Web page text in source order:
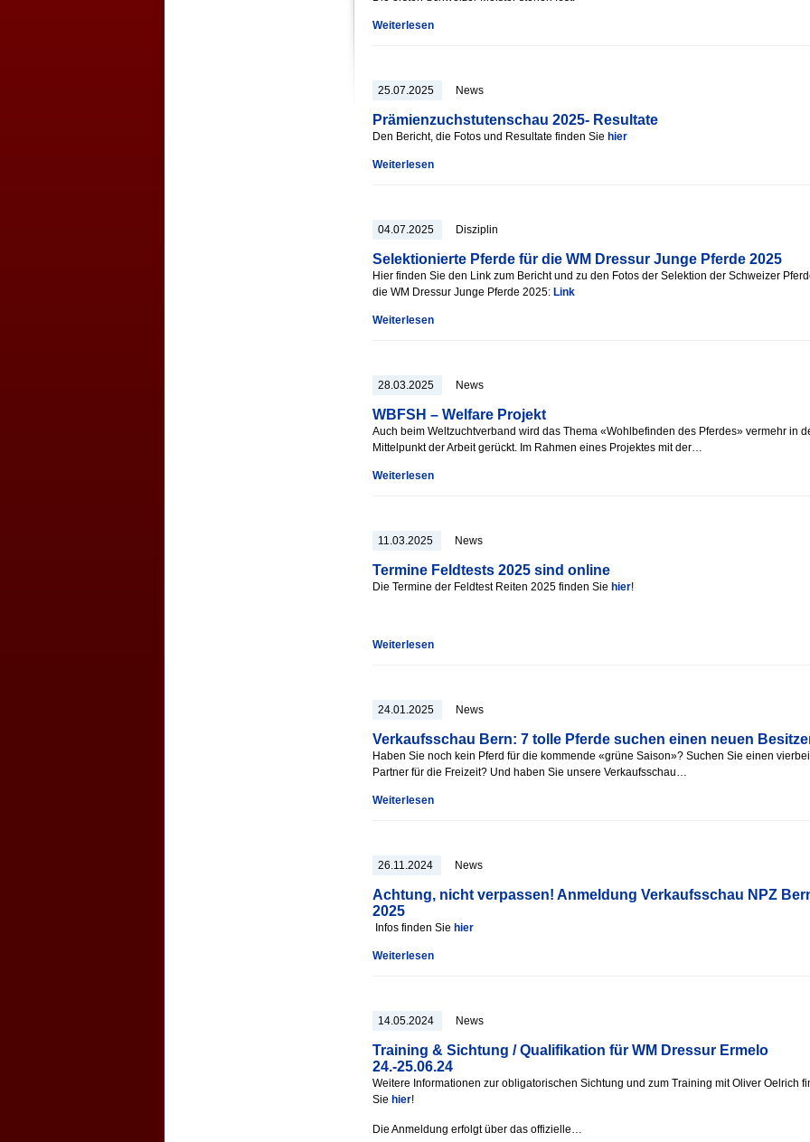
Weiterlesen
25.07.2025 News
Prämienzuchstutenschau 2025- Resultate
Den Bericht, die Fotos und Resultate finden Sie hier
Weiterlesen
04.07.2025 Disziplin
Selektionierte Pferde für die WM Dressur Junge Pferde 2025
Hier finden Sie den Link zum Bericht und zu den Fotos der Selektion der Schweizer
die WM Dressur Junge Pferde 2025: Link
Weiterlesen
28.03.2025 News
WBFSH – Welfare Projekt
Auch beim Weltzuchtverband wird das Thema «Wohlbefinden des Pferdes» vermehr in
Mittelpunkt der Arbeit gerückt. Im Rahmen eines Projektes mit der…
Weiterlesen
11.03.2025 News
Termine Feldtests 2025 sind online
Die Termine der Feldtest Reiten 2025 finden Sie hier!
Weiterlesen
24.01.2025 News
Verkaufsschau Bern: 7 tolle Pferde suchen einen neuen
Haben Sie noch kein Pferd für die kommende «grüne Saison»? Suchen Sie einen
Partner für die Freizeit? Und haben Sie unsere Verkaufsschau…
Weiterlesen
26.11.2024 News
Achtung, nicht verpassen! Anmeldung Verkaufsschau NPZ
2025
Infos finden Sie hier
Weiterlesen
14.05.2024 News
Training & Sichtung / Qualifikation für WM Dressur Ermelo
24.-25.06.24
Weitere Informationen zur obligatorischen Sichtung und zum Training mit Oliver Oelrich
Sie hier!
Die Anmeldung erfolgt über das offizielle…